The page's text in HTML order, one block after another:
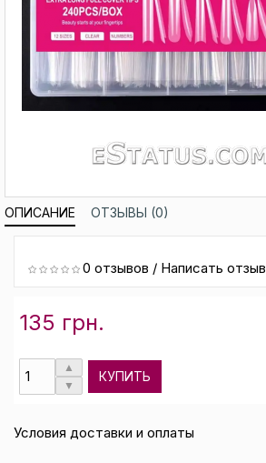
ОПИСАНИЕ ОТЗЫВЫ (0)
0 отзывов / Написать отзыв
135 грн.
КУПИТЬ
Условия доставки и оплаты